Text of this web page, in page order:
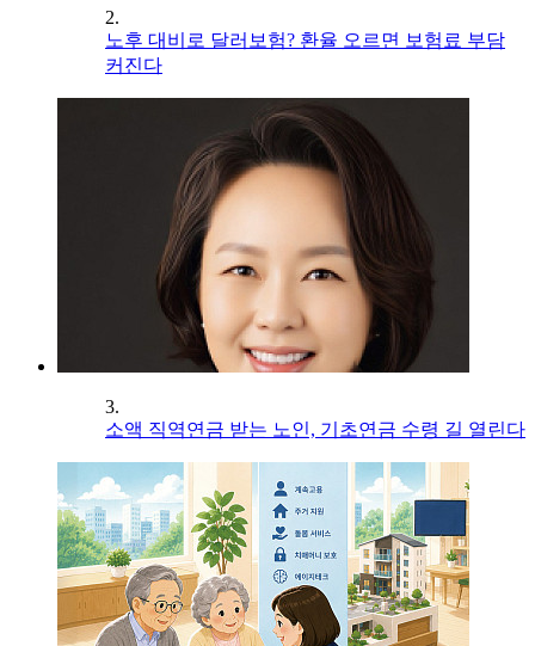
2.
노후 대비로 달러보험? 환율 오르면 보험료 부담
커진다
3.
소액 직역연금 받는 노인, 기초연금 수령 길 열린다